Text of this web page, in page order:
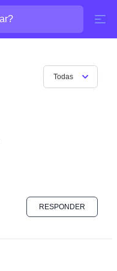
Todas
RESPONDER